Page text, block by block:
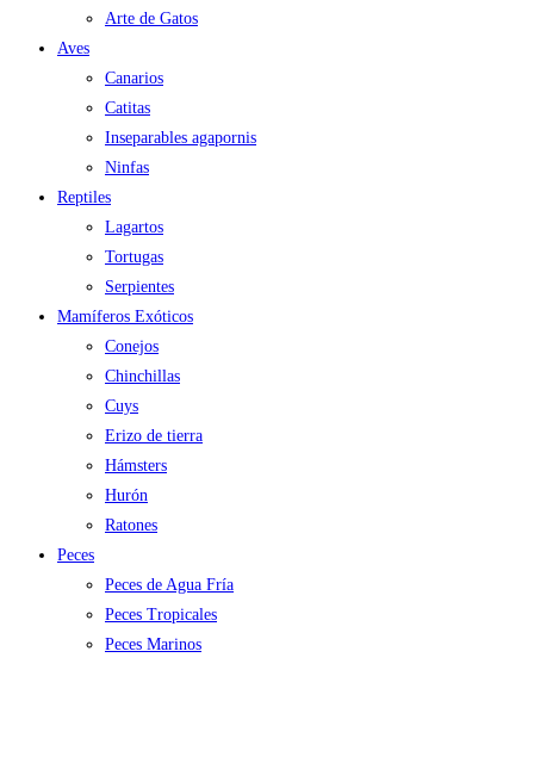
Arte de Gatos
Aves
Canarios
Catitas
Inseparables agapornis
Ninfas
Reptiles
Lagartos
Tortugas
Serpientes
Mamíferos Exóticos
Conejos
Chinchillas
Cuys
Erizo de tierra
Hámsters
Hurón
Ratones
Peces
Peces de Agua Fría
Peces Tropicales
Peces Marinos